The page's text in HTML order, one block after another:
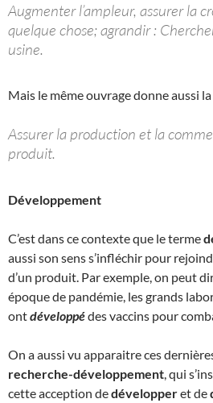
Augmenter l’ampleur, assurer la
quelque chose; agrandir :
usine.
Mais le même ouvrage donne aussi
Assurer la production et la
produit.
Développement
C’est dans ce contexte que le terme
aussi son sens s’infléchir pour
d’un produit. Par exemple, on peut
époque de pandémie, les grands
ontdéveloppédes vaccins pour
On a aussi vu apparaitre ces
recherche-développement , qui
cette acception dedévelopperet de